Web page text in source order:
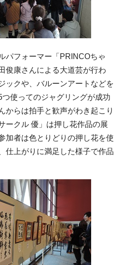
パフォーマー「PRINCOちゃ
俊康さんによる大道芸が行わ
ックや、バルーンアートなどを
使ってのジャグリングが成功
からは拍手と歓声がわき起こり
ークル 優」は押し花作品の展
加者は色とりどりの押し花を使
仕上がりに満足した様子で作品